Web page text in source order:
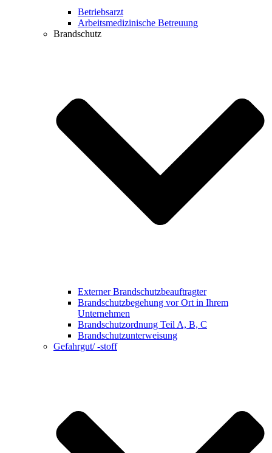
Betriebsarzt
Arbeitsmedizinische Betreuung
Brandschutz
Externer Brandschutzbeauftragter
Brandschutzbegehung vor Ort in Ihrem
Unternehmen
Brandschutzordnung Teil A, B, C
Brandschutzunterweisung
Gefahrgut/ -stoff